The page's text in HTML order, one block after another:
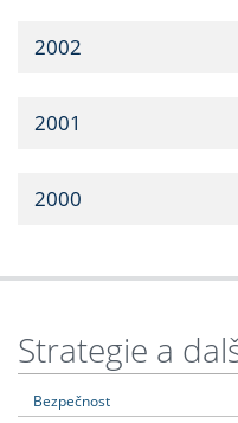
2002
2001
2000
Strategie a
Bezpečnost